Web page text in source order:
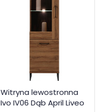
Witryna lewostronna
Ivo IV06 Dąb April Liveo